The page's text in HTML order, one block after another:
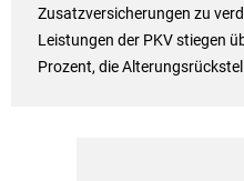
Zusatzversicherungen zu
Leistungen der PKV stiegen
Prozent, die